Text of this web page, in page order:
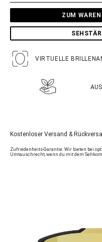
ZUM
VIRTUELLE
Kostenloser Versand &
Zufriedenheits-Garantie: Wir bieten bei
Umtauschrecht, wenn du mit dem